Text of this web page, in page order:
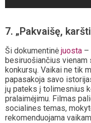
7. „Pakvaišę,
Ši dokumentinė juosta –
besiruošiančius
konkursų. Vaikai ne tik
papasakoja savo
jų pateks į tolimesnius
pralaimėjimu. Filmas
socialines temas,
rekomenduojama